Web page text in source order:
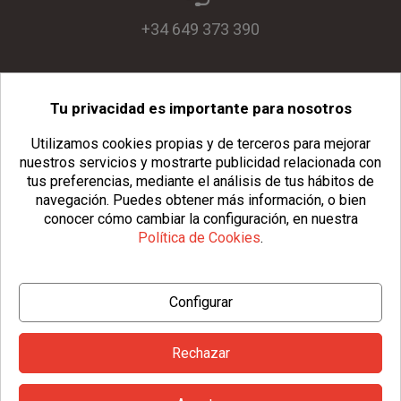
+34 649 373 390
info@usopack.com
© Copyright 2026 Usopack® | Aviso Legal
| Política de Cookies| Configurar Cookies |
Condiciones Generales
Tu privacidad es importante para nosotros
Utilizamos cookies propias y de terceros para mejorar
nuestros servicios y mostrarte publicidad relacionada con
tus preferencias, mediante el análisis de tus hábitos de
navegación. Puedes obtener más información, o bien
conocer cómo cambiar la configuración, en nuestra
Política de Cookies.
Configurar
Rechazar